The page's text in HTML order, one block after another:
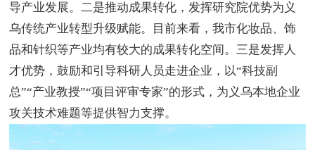
导产业发展。二是推动成果转化，发挥研究院优势为义
乌传统产业转型升级赋能。目前来看，我市化妆品、饰
品和针织等产业均有较大的成果转化空间。三是发挥人
才优势，鼓励和引导科研人员走进企业，以“科技副
总”“产业教授”“项目评审专家”的形式，为义乌本地企业
攻关技术难题等提供智力支撑。